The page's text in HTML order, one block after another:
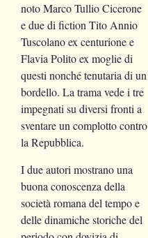
noto Marco Tullio Cicerone
e due di fiction Tito Annio
Tuscolano ex centurione e
Flavia Polito ex moglie di
questi nonché tenutaria di un
bordello. La trama vede i tre
impegnati su diversi fronti a
sventare un complotto contro
la Repubblica.
I due autori mostrano una
buona conoscenza della
società romana del tempo e
delle dinamiche storiche del